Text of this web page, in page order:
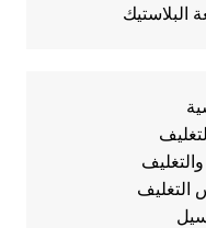
البلاستيك
التغليف